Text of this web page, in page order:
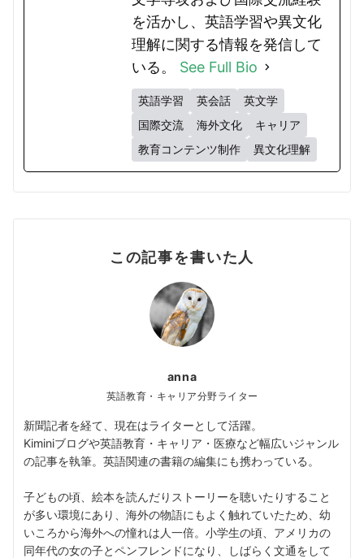
を活かし、英語学習や異文化
理解に関する情報を発信して
いる。 See Full Bio
英語学習 英会話
英文学
国際交流
海外文化
キャリア
教育コンテンツ制作
異文化理解
この記事を書いた人
anna
英語教育・キャリア分野ライター
新聞記者を経て、現在はライターとして活躍。
Kiminiブログや英語教育・キャリア・医療など幅広いジャンル
の記事を執筆。英語関連の書籍の編集にも携わっている。
子どもの頃、絵本を読んだりストーリーを聴いたりすること
が多い環境にあり、海外の物語にもよく触れていたため、幼
いころから海外への憧れは人一倍。小学生の頃、アメリカの
同年代の女の子とペンフレンドになり、しばらく文通をして